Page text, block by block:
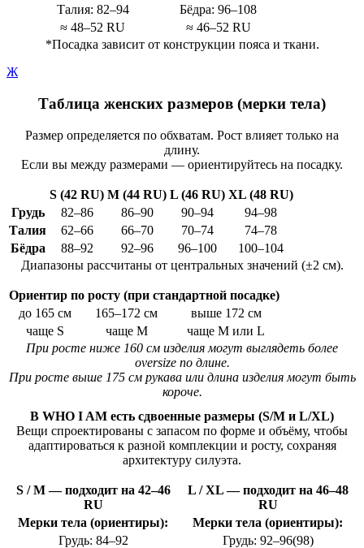
Талия: 82–94
Бёдра: 96–108
≈ 48–52 RU
≈ 46–52 RU
*Посадка зависит от конструкции пояса и ткани.
Ж
Таблица женских размеров (мерки тела)
Размер определяется по обхватам. Рост влияет только на
длину.
Если вы между размерами — ориентируйтесь на посадку.
S (42 RU) M (44 RU) L (46 RU) XL (48 RU)
Грудь
82–86 86–90 90–94
94–98
Талия
62–66 66–70 70–74
74–78
Бёдра
88–92 92–96 96–100
100–104
Диапазоны рассчитаны от центральных значений (±2 см).
Ориентир по росту (при стандартной посадке)
до 165 см
165–172 см
выше 172 см
чаще S
чаще M
чаще M или L
При росте ниже 160 см изделия могут выглядеть более
oversize по длине.
При росте выше 175 см рукава или длина изделия могут быть
короче.
В WHO I AM есть сдвоенные размеры (S/M и L/XL)
Вещи спроектированы с запасом по форме и объёму, чтобы
адаптироваться к разной комплекции и росту, сохраняя
архитектуру силуэта.
S / M — подходит на 42–46
RU
L / XL — подходит на 46–48
RU
Мерки тела (ориентиры):
Мерки тела (ориентиры):
Грудь: 84–92
Грудь: 92–96(98)